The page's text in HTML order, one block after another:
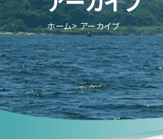
ホーム アーカイブ